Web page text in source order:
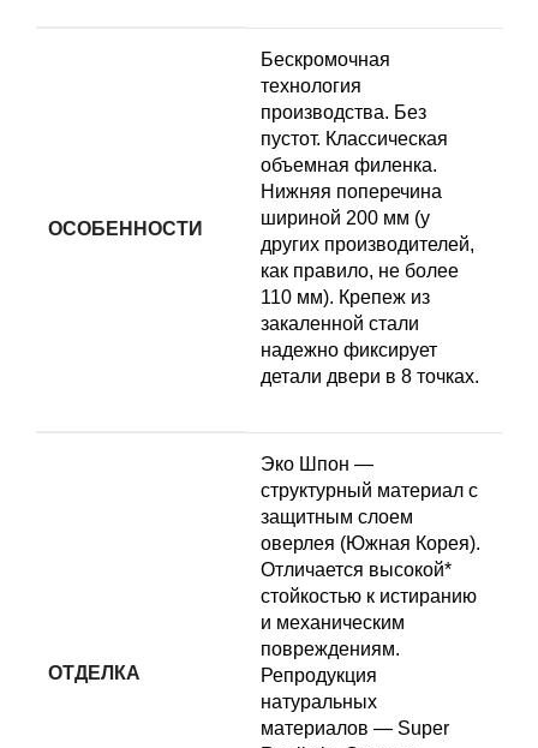
ОСОБЕННОСТИ
Бескромочная
технология
производства. Без
пустот. Классическая
объемная филенка.
Нижняя поперечина
шириной 200 мм (у
других производителей,
как правило, не более
110 мм). Крепеж из
закаленной стали
надежно фиксирует
детали двери в 8 точках.
ОТДЕЛКА
Эко Шпон —
структурный материал с
защитным слоем
оверлея (Южная Корея).
Отличается высокой*
стойкостью к истиранию
и механическим
повреждениям.
Репродукция
натуральных
материалов — Super